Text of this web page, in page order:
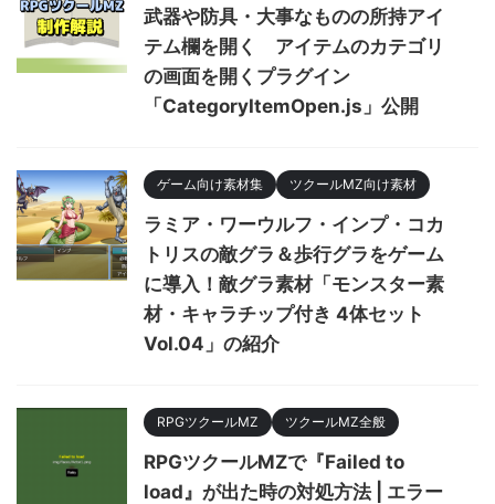
武器や防具・大事なものの所持アイ
テム欄を開く アイテムのカテゴリ
の画面を開くプラグイン
「CategoryItemOpen.js」公開
ゲーム向け素材集 ツクールMZ向け素材
ラミア・ワーウルフ・インプ・コカ
トリスの敵グラ＆歩行グラをゲーム
に導入！敵グラ素材「モンスター素
材・キャラチップ付き 4体セット
Vol.04」の紹介
RPGツクールMZ ツクールMZ全般
RPGツクールMZで『Failed to
load』が出た時の対処方法 | エラー